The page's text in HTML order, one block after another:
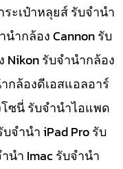
ระเป๋าหลุยส์ รับจำนำ
ำกล้อง Cannon รับ
รับจำนำกล้อง
กล้องดีเอสแอลอาร์
ซนี่ รับจำนำไอแพด
จำนำ iPad Pro รับ
ำ Imac รับจำนำ